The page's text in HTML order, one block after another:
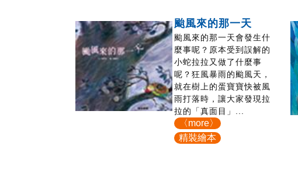
颱風來的那一天
颱風來的那一天會發生什
麼事呢？原本受到誤解的
小蛇拉拉又做了什麼事
呢？狂風暴雨的颱風天，
就在樹上的蛋寶寶快被風
雨打落時，讓大家發現拉
拉的「真面目」...
〈more〉
精裝繪本